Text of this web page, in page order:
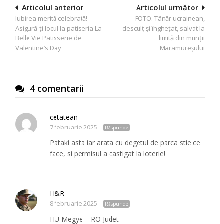
Navigare
în
articole
Articolul următor
FOTO. Tânăr ucrainean,
desculț și înghețat, salvat la
limită din munții
Maramureșului
Articolul anterior
Iubirea merită celebrată!
Asigură-ți locul la patiseria La
Belle Vie Patisserie de
Valentine’s Day
4 comentarii
cetatean
7 februarie 2025 Răspunde
Pataki asta iar arata cu degetul de parca stie ce
face, si permisul a castigat la loterie!
H&R
8 februarie 2025 Răspunde
HU Megye – RO Judet